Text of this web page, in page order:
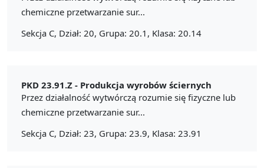
chemiczne przetwarzanie sur...
Sekcja C, Dział: 20, Grupa: 20.1, Klasa: 20.14
PKD 23.91.Z - Produkcja wyrobów ściernych
Przez działalność wytwórczą rozumie się fizyczne lub
chemiczne przetwarzanie sur...
Sekcja C, Dział: 23, Grupa: 23.9, Klasa: 23.91